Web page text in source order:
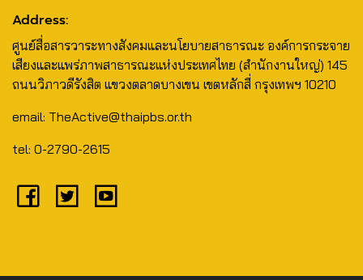
Address:
ศูนย์สื่อสารวาระทางสังคมและนโยบายสาธารณะ องค์การกระจาย
เสียงและแพร่ภาพสาธารณะแห่งประเทศไทย (สำนักงานใหญ่) 145
ถนนวิภาวดีรังสิต แขวงตลาดบางเขน เขตหลักสี่ กรุงเทพฯ 10210
email: TheActive@thaipbs.or.th
tel: 0-2790-2615